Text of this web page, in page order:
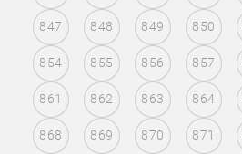
847 848 849 850
854 855 856 857
861 862 863 864
868 869 870 871